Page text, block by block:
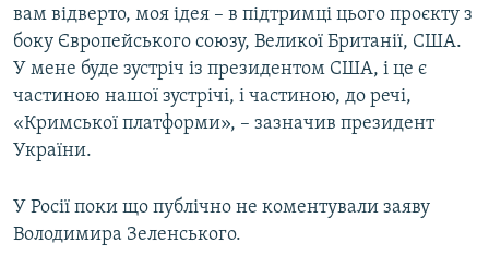
вам відверто, моя ідея – в підтримці цього проєкту з
боку Європейського союзу, Великої Британії, США.
У мене буде зустріч із президентом США, і це є
частиною нашої зустрічі, і частиною, до речі,
«Кримської платформи», – зазначив президент
України.
У Росії поки що публічно не коментували заяву
Володимира Зеленського.